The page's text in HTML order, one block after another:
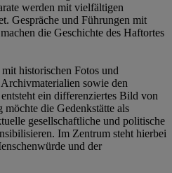
werden mit vielfältigen
Gespräche und Führungen mit
die Geschichte des Haftortes
historischen Fotos und
sowie den
ein differenziertes Bild von
die Gedenkstätte als
gesellschaftliche und politische
Im Zentrum steht hierbei
und der